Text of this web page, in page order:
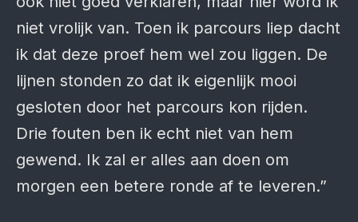
niet vrolijk van. Toen ik parcours liep dacht
ik dat deze proef hem wel zou liggen. De
lijnen stonden zo dat ik eigenlijk mooi
gesloten door het parcours kon rijden.
Drie fouten ben ik echt niet van hem
gewend. Ik zal er alles aan doen om
morgen een betere ronde af te leveren.”